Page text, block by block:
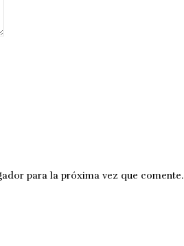
para la próxima vez que comente.